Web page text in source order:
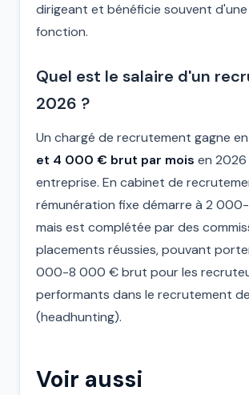
dirigeant et bénéficie souvent
fonction.
Quel est le salaire d'un
2026 ?
Un chargé de recrutement gagne
et 4 000 € brut par mois en 2026
entreprise. En cabinet de
rémunération fixe démarre à 2
mais est complétée par des
placements réussies, pouvant
000-8 000 € brut pour les
performants dans le recrutement
(headhunting).
Voir aussi